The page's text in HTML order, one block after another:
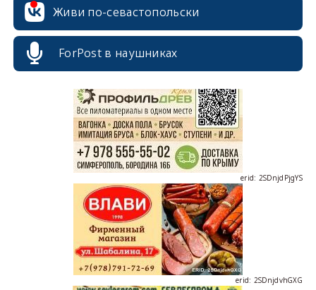
Живи по-севастопольски
ForPost в наушниках
erid: 2SDnjdPjgYS
erid: 2SDnjdvhGXG